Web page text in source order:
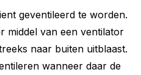
geventileerd te worden.
middel van een ventilator
naar buiten uitblaast.
wanneer daar de